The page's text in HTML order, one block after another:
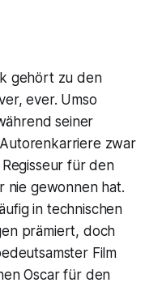
gehört zu den
ever. Umso
seiner
zwar
für den
nie gewonnen hat.
in technischen
prämiert, doch
Film
Oscarfür den